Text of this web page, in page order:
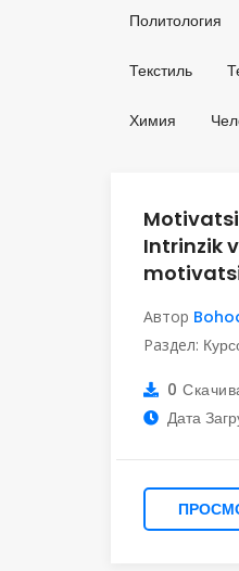
Политология
Текстиль
Химия
Intrinzik
Автор
Раздел:
0
Дата